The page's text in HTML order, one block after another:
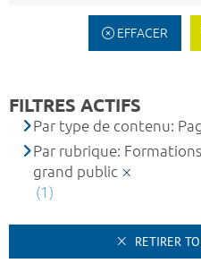
EFFACER
FILTRES ACTIFS
Par type de contenu:
Par rubrique:
grand public
(1)
RETIRER